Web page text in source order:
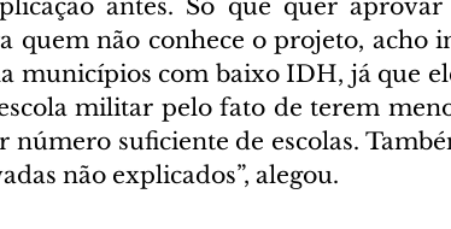
antes. Só que quer
quem não conhece o projeto, acho
municípios com baixo IDH, já que
militar pelo fato de terem
número suficiente de escolas.
não explicados”, alegou.